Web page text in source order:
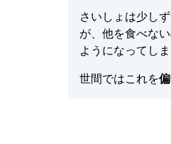
さいしょは少し
が、他を食べな
ようになってしま
世間ではこれを